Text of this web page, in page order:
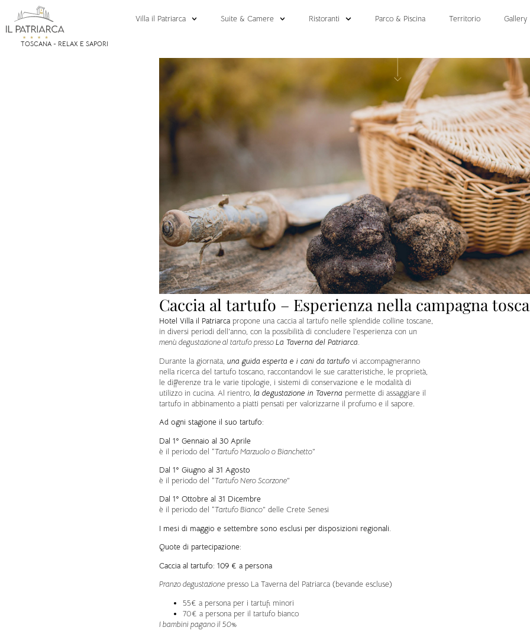
TOSCANA - RELAX E SAPORI
Villa il Patriarca Suite & Camere Ristoranti Parco & Piscina Territorio Gallery
Caccia al tartufo – Esperienza nella campagna
Hotel Villa il Patriarca propone una caccia al tartufo nelle splendide colline toscane,
in diversi periodi dell’anno, con la possibilità di concludere l’esperienza con un
menù degustazione al tartufo pressoLa Taverna del Patriarca.
Durante la giornata, una guida esperta e i cani da tartufo vi accompagneranno
nella ricerca del tartufo toscano, raccontandovi le sue caratteristiche, le proprietà,
le differenze tra le varie tipologie, i sistemi di conservazione e le modalità di
utilizzo in cucina. Al rientro, la degustazione in Taverna permette di assaggiare il
tartufo in abbinamento a piatti pensati per valorizzarne il profumo e il sapore.
Ad ogni stagione il suo tartufo:
Dal 1° Gennaio al 30 Aprile
è il periodo del “Tartufo Marzuolo o Bianchetto”
Dal 1° Giugno al 31 Agosto
è il periodo del “Tartufo Nero Scorzone”
Dal 1° Ottobre al 31 Dicembre
è il periodo del “Tartufo Bianco” delle Crete Senesi
I mesi di maggio e settembre sono esclusi per disposizioni regionali.
Quote di partecipazione:
Caccia al tartufo: 109 € a persona
Pranzo degustazionepresso La Taverna del Patriarca (bevande escluse)
55€ a persona per i tartufi minori
70€ a persona per il tartufo bianco
I bambini pagano il 50%